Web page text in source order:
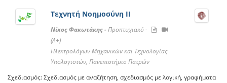
Τεχνητή Νοημοσύνη ΙΙ
Νίκος Φακωτάκης -Προπτυχιακό -
(A+)
Ηλεκτρολόγων Μηχανικών και Τεχνολογίας
Υπολογιστών, Πανεπιστήμιο Πατρών
Σχεδιασμός: Σχεδιασμός με αναζήτηση, σχεδιασμός με λογική, γραφήματα